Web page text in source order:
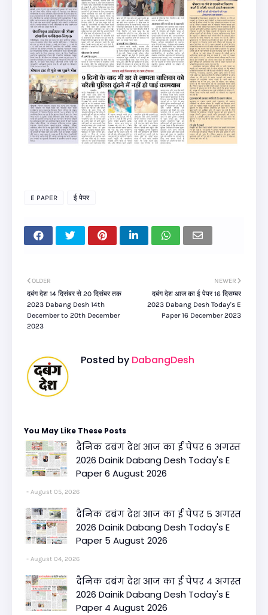
E PAPER ई पेपर
NEWER
दबंग देश आज का ई पेपर 16 दिसम्बर
2023 Dabang Desh Today's E
Paper 16 December 2023
OLDER
दबंग देश 14 दिसंबर से 20 दिसंबर तक
2023 Dabang Desh 14th
December to 20th December
2023
Posted by DabangDesh
You May Like These Posts
दैनिक दबंग देश आज का ई पेपर 6 अगस्त
2026 Dainik Dabang Desh Today's E
Paper 6 August 2026
August 05, 2026
दैनिक दबंग देश आज का ई पेपर 5 अगस्त
2026 Dainik Dabang Desh Today's E
Paper 5 August 2026
August 04, 2026
दैनिक दबंग देश आज का ई पेपर 4 अगस्त
2026 Dainik Dabang Desh Today's E
Paper 4 August 2026